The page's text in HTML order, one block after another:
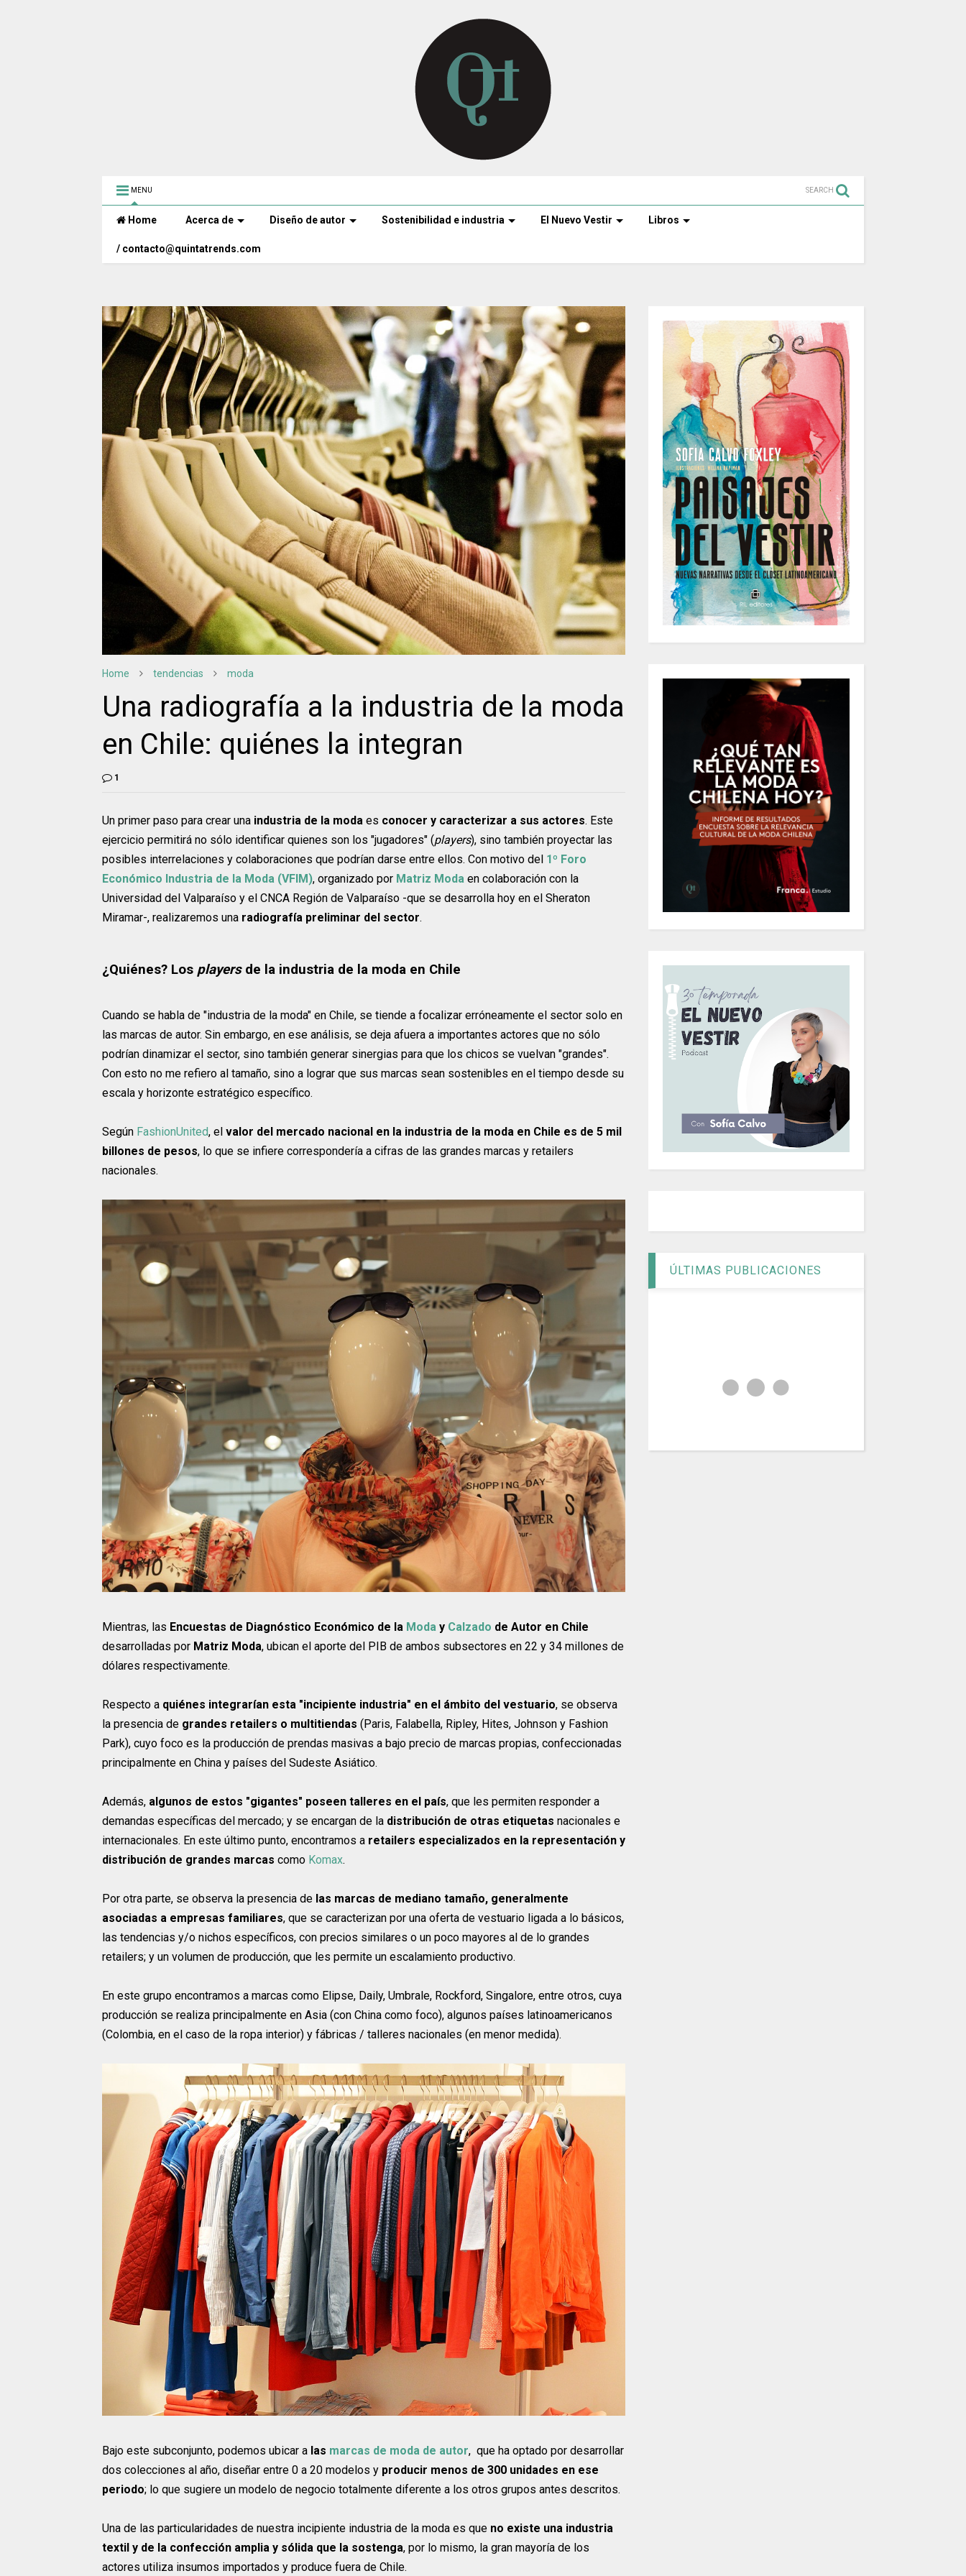
MENU SEARCH
Home Acerca de Diseño de autor Sostenibilidad e industria El Nuevo Vestir Libros
/ contacto@quintatrends.com
Home tendencias moda
Una radiografía a la industria de la moda
en Chile: quiénes la integran
1
Un primer paso para crear una industria de la moda es conocer y caracterizar a sus actores. Este
ejercicio permitirá no sólo identificar quienes son los "jugadores" (players), sino también proyectar las
posibles interrelaciones y colaboraciones que podrían darse entre ellos. Con motivo del 1º Foro
Económico Industria de la Moda (VFIM), organizado por Matriz Moda en colaboración con la
Universidad del Valparaíso y el CNCA Región de Valparaíso -que se desarrolla hoy en el Sheraton
Miramar-, realizaremos una radiografía preliminar del sector.
¿Quiénes? Los playersde la industria de la moda en Chile
Cuando se habla de "industria de la moda" en Chile, se tiende a focalizar erróneamente el sector solo en
las marcas de autor. Sin embargo, en ese análisis, se deja afuera a importantes actores que no sólo
podrían dinamizar el sector, sino también generar sinergias para que los chicos se vuelvan "grandes".
Con esto no me refiero al tamaño, sino a lograr que sus marcas sean sostenibles en el tiempo desde su
escala y horizonte estratégico específico.
Según FashionUnited, el valor del mercado nacional en la industria de la moda en Chile es de 5 mil
billones de pesos, lo que se infiere correspondería a cifras de las grandes marcas y retailers
nacionales.
Mientras, las Encuestas de Diagnóstico Económico de la Moda y Calzado de Autor en Chile
desarrolladas por Matriz Moda, ubican el aporte del PIB de ambos subsectores en 22 y 34 millones de
dólares respectivamente.
Respecto a quiénes integrarían esta "incipiente industria" en el ámbito del vestuario, se observa
la presencia de grandes retailers o multitiendas (Paris, Falabella, Ripley, Hites, Johnson y Fashion
Park), cuyo foco es la producción de prendas masivas a bajo precio de marcas propias, confeccionadas
principalmente en China y países del Sudeste Asiático.
Además, algunos de estos "gigantes" poseen talleres en el país, que les permiten responder a
demandas específicas del mercado; y se encargan de la distribución de otras etiquetas nacionales e
internacionales. En este último punto, encontramos a retailers especializados en la representación y
distribución de grandes marcas como Komax.
Por otra parte, se observa la presencia de las marcas de mediano tamaño, generalmente
asociadas a empresas familiares, que se caracterizan por una oferta de vestuario ligada a lo básicos,
las tendencias y/o nichos específicos, con precios similares o un poco mayores al de lo grandes
retailers; y un volumen de producción, que les permite un escalamiento productivo.
En este grupo encontramos a marcas como Elipse, Daily, Umbrale, Rockford, Singalore, entre otros, cuya
producción se realiza principalmente en Asia (con China como foco), algunos países latinoamericanos
(Colombia, en el caso de la ropa interior) y fábricas / talleres nacionales (en menor medida).
Bajo este subconjunto, podemos ubicar a las marcas de moda de autor, que ha optado por desarrollar
dos colecciones al año, diseñar entre 0 a 20 modelos y producir menos de 300 unidades en ese
periodo; lo que sugiere un modelo de negocio totalmente diferente a los otros grupos antes descritos.
Una de las particularidades de nuestra incipiente industria de la moda es que no existe una industria
textil y de la confección amplia y sólida que la sostenga, por lo mismo, la gran mayoría de los
actores utiliza insumos importados y produce fuera de Chile.
ÚLTIMAS PUBLICACIONES